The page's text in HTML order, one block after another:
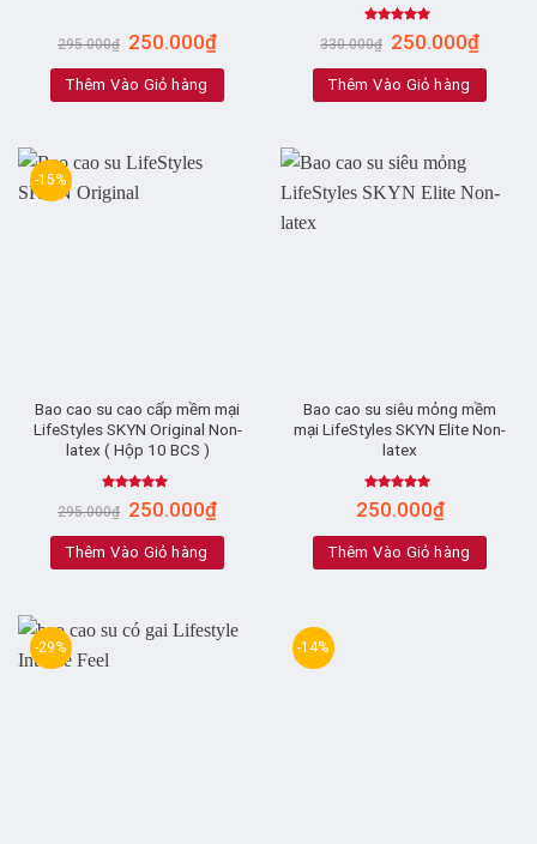
295.000₫ 250.000₫
Thêm Vào Giỏ hàng
Rated 5.00
out of 5
330.000₫ 250.000₫
Thêm Vào Giỏ hàng
-15%
Bao cao su cao cấp mềm mại
LifeStyles SKYN Original Non-
latex ( Hộp 10 BCS )
Rated 5.00
out of 5
295.000₫ 250.000₫
Thêm Vào Giỏ hàng
Bao cao su siêu mỏng mềm
mại LifeStyles SKYN Elite Non-
latex
Rated4.85
out of 5
250.000₫
Thêm Vào Giỏ hàng
-29% -14%